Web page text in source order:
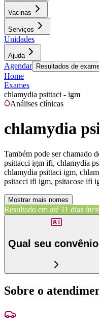
Vacinas
Serviços
Unidades
Ajuda
Agendar Resultados de
Home
Exames
chlamydia psittaci - igm
Análises clínicas
chlamydia
Também pode ser chamado
psittacci igm ifi, chlamydia
chlamydia psittaci igm,
psitacci ifi igm, psitacose ifi
Mostrar mais nomes
Resultado em até 11 dias
Qual seu
Sobre o